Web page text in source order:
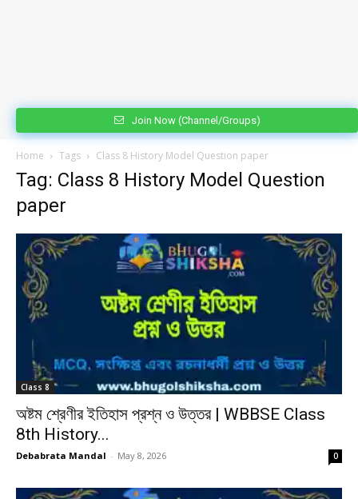
Join Now (Channel/Groups)
Home Tags Class 8 History Model Question paper
Tag: Class 8 History Model Question
paper
Class 8
অষ্টম শ্রেণীর ইতিহাস প্রশ্ন ও উত্তর | WBBSE Class
8th History...
Debabrata Mandal - May 8, 2026 0